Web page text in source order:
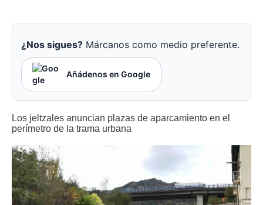
¿Nos sigues? Márcanos como medio preferente.
Añádenos en Google
Los jeltzales anuncian plazas de aparcamiento en el
perímetro de la trama urbana